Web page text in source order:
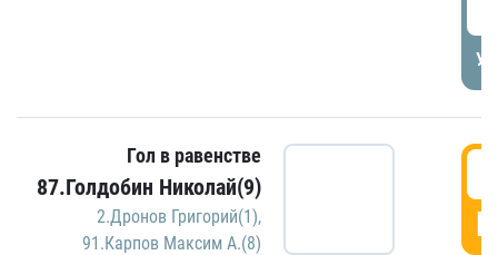
Гол в равенстве
87.Голдобин Николай(9)
2.Дронов Григорий(1),
91.Карпов Максим А.(8)